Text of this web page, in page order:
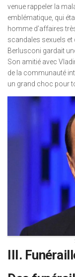
venue rappeler la
emblématique, qui
homme d’affaires
scandales sexuels et
Berlusconi gardait
Son amitié avec
de la communauté
un grand choc pour
III.